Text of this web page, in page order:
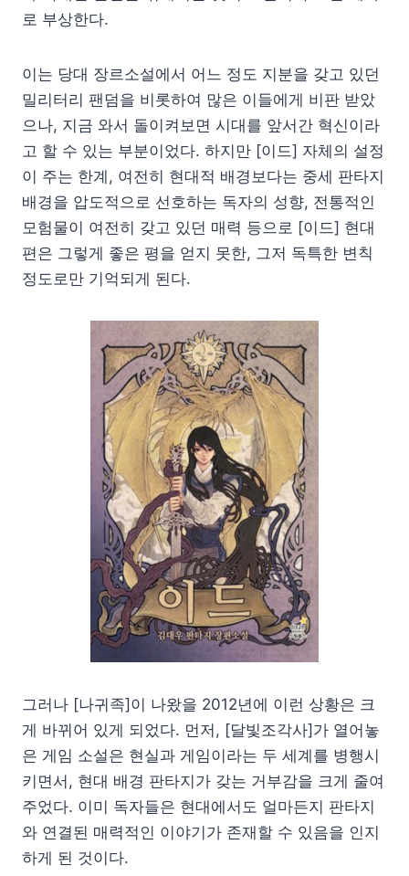
로 부상한다.
이는 당대 장르소설에서 어느 정도 지분을 갖고 있던
밀리터리 팬덤을 비롯하여 많은 이들에게 비판 받았
으나, 지금 와서 돌이켜보면 시대를 앞서간 혁신이라
고 할 수 있는 부분이었다. 하지만 [이드] 자체의 설정
이 주는 한계, 여전히 현대적 배경보다는 중세 판타지
배경을 압도적으로 선호하는 독자의 성향, 전통적인
모험물이 여전히 갖고 있던 매력 등으로 [이드] 현대
편은 그렇게 좋은 평을 얻지 못한, 그저 독특한 변칙
정도로만 기억되게 된다.
그러나 [나귀족]이 나왔을 2012년에 이런 상황은 크
게 바뀌어 있게 되었다. 먼저, [달빛조각사]가 열어놓
은 게임 소설은 현실과 게임이라는 두 세계를 병행시
키면서, 현대 배경 판타지가 갖는 거부감을 크게 줄여
주었다. 이미 독자들은 현대에서도 얼마든지 판타지
와 연결된 매력적인 이야기가 존재할 수 있음을 인지
하게 된 것이다.